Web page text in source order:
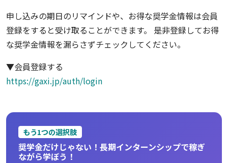
申し込みの期日のリマインドや、お得な奨学金情報は会員
登録をすると受け取ることができます。 是非登録してお得
な奨学金情報を漏らさずチェックしてください。
▼会員登録する
https://gaxi.jp/auth/login
もう1つの選択肢
奨学金だけじゃない！長期インターンシップで稼ぎ
ながら学ぼう！